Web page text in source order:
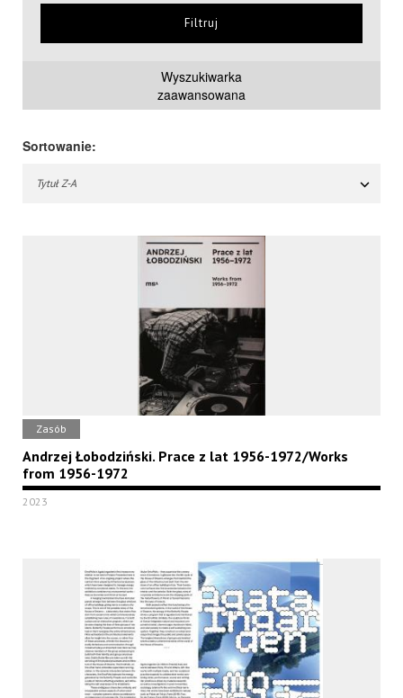
Filtruj
Wyszukiwarka
zaawansowana
Sortowanie:
Tytuł Z-A
Zasób
Andrzej Łobodziński. Prace z lat 1956-1972/Works
from 1956-1972
2023